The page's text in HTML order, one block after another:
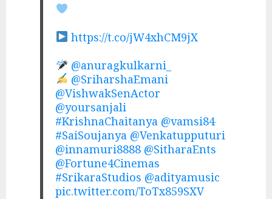
https://t.co/jW4xhCM9jX
@anuragkulkarni_
@SriharshaEmani
@VishwakSenActor
@yoursanjali
#KrishnaChaitanya @vamsi84
#SaiSoujanya @Venkatupputuri
@innamuri8888 @SitharaEnts
@Fortune4Cinemas
#SrikaraStudios @adityamusic
pic.twitter.com/ToTx859SXV